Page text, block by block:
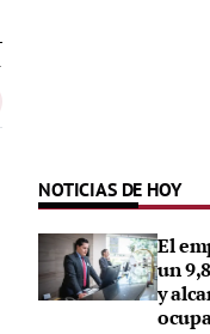
NOTICIAS DE HOY
El
un
y